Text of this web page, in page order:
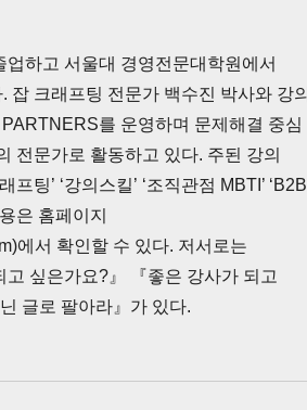
하고 서울대 경영전문대학원에서
잡 크래프팅 전문가 백수진 박사와 강의
를 운영하며 문제해결 중심
전문가로 활동하고 있다. 주된 강의
프팅’ ‘강의스킬’ ‘조직관점 MBTI’ ‘B2B
은 홈페이지
에서 확인할 수 있다. 저서로는
고 싶은가요?』 『좋은 강사가 되고
글로 팔아라』가 있다.